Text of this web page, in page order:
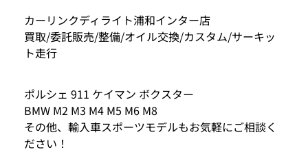
カーリンクディライト浦和インター店
買取/委託販売/整備/オイル交換/カスタム/サーキッ
ト走行
ポルシェ 911 ケイマン ボクスター
BMW M2 M3 M4 M5 M6 M8
その他、輸入車スポーツモデルもお気軽にご相談く
ださい！